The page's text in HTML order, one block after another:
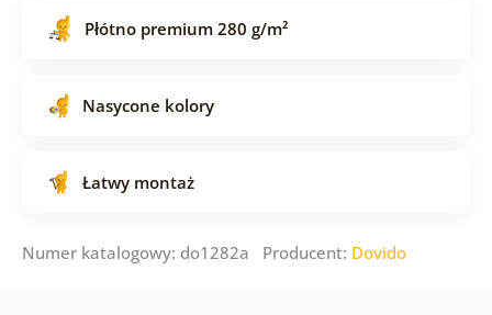
Płótno premium 280 g/m²
Nasycone kolory
Łatwy montaż
Numer katalogowy: do1282a Producent: Dovido